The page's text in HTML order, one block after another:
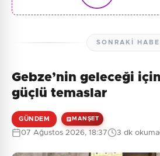
SONRAKI
Gebze’nin geleceği
güçlü temaslar
GÜNDEM MANŞET
07 Ağustos 2026, 18:37 3 dk okuma